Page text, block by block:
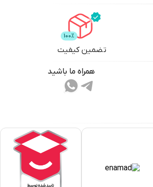
تضمین کیفیت
همراه ما باشید